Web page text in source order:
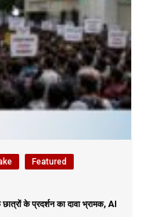
Featured
के प्रदर्शन का दावा भ्रामक, AI